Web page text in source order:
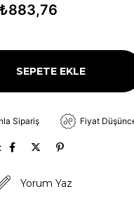
₺883,76
Sipariş Fiyat
Yorum Yaz